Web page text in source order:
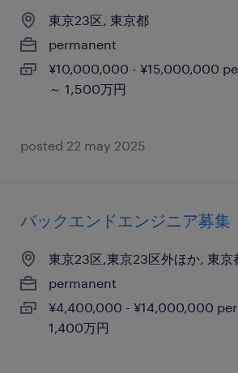
東京23区, 東京都
permanent
¥10,000,000 - ¥15,000,000
～ 1,500万円
posted 22 may 2025
バックエンドエンジニア募集
東京23区,東京23区外ほか, 東京
permanent
¥4,400,000 - ¥14,000,000 per
1,400万円